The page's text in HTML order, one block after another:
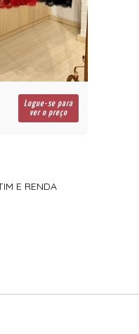
Logue-se para
ver o preço
E RENDA